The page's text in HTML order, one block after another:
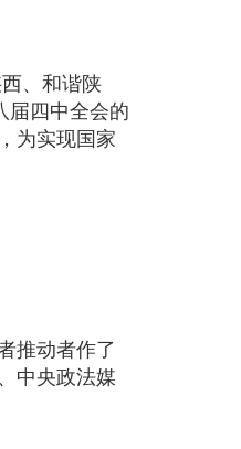
、和谐陕
届四中全会的
为实现国家
推动者作了
中央政法媒